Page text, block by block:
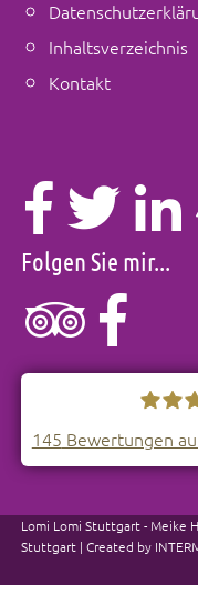
Inhaltsverzeichnis
Kontakt
Folgen Sie mir...
145 Bewertungen
Lomi Lomi Stuttgart - Meike
Stuttgart | Created by